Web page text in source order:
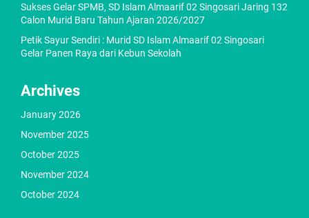
Sukses Gelar SPMB, SD Islam Almaarif 02 Singosari Jaring 132
Calon Murid Baru Tahun Ajaran 2026/2027
Petik Sayur Sendiri : Murid SD Islam Almaarif 02 Singosari
Gelar Panen Raya dari Kebun Sekolah
Archives
January 2026
November 2025
October 2025
November 2024
October 2024